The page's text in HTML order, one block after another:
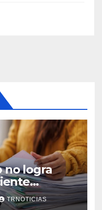
no logra
TRNOTICIAS